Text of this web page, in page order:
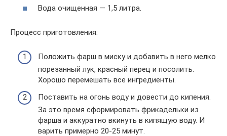
Вода очищенная — 1,5 литра.
Процесс приготовления:
Положить фарш в миску и добавить в него мелко
порезанный лук, красный перец и посолить.
Хорошо перемешать все ингредиенты.
Поставить на огонь воду и довести до кипения.
За это время сформировать фрикадельки из
фарша и аккуратно вкинуть в кипящую воду. И
варить примерно 20-25 минут.